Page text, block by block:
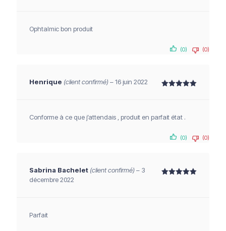
Ophtalmic bon produit
(0) (0)
Henrique (client confirmé)–16 juin 2022
Conforme à ce que j’attendais , produit en parfait état .
(0) (0)
Sabrina Bachelet (client confirmé)– 3
décembre 2022
Parfait